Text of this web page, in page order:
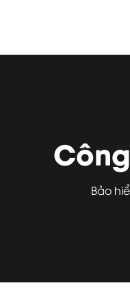
Bảo